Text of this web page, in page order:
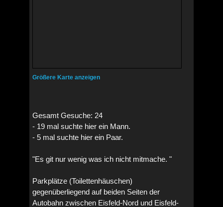
Größere Karte anzeigen
Gesamt Gesuche: 24
- 19 mal suchte hier ein Mann.
- 5 mal suchte hier ein Paar.
"Es git nur wenig was ich nicht mitmache. "
Parkplätze (Toilettenhäuschen)
gegenüberliegend auf beiden Seiten der
Autobahn zwischen Eisfeld-Nord und Eisfeld-